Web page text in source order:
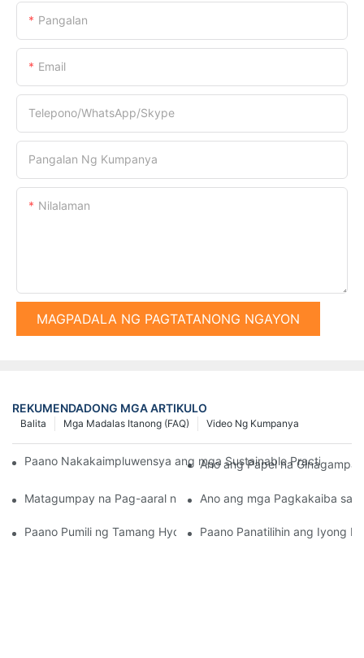
Pangalan
Email
Telepono/WhatsApp/Skype
Pangalan Ng Kumpanya
Nilalaman
MAGPADALA NG PAGTATANONG NGAYON
REKUMENDADONG MGA ARTIKULO
Video Ng Kumpanya
Mga Madalas Itanong (FAQ)
Balita
Paano Nakakaimpluwensya ang mga Sustainable Practices sa
Ano ang Papel na
Matagumpay na Pag-aaral ng Kaso: Paggamit ng Hydraulic
Ano ang mga Pagkakaiba sa
Paano Pumili ng Tamang Hydraulic Piling Hammer Para sa
Paano Panatilihin ang Iyong